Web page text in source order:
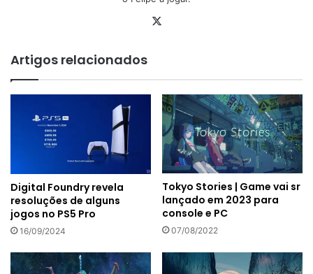
Artigos relacionados
Digital Foundry revela
resoluções de alguns
jogos no PS5 Pro
16/09/2024
Tokyo Stories | Game vai sr
lançado em 2023 para
console e PC
07/08/2022